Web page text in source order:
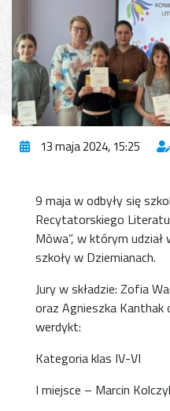
13 maja 2024, 15:25
9 maja w odbyły się
Recytatorskiego
Mòwa”, w którym
szkoły w Dziemianach.
Jury w składzie: Zofia
oraz Agnieszka Kanthak
werdykt:
Kategoria klas IV-VI
I miejsce – Marcin